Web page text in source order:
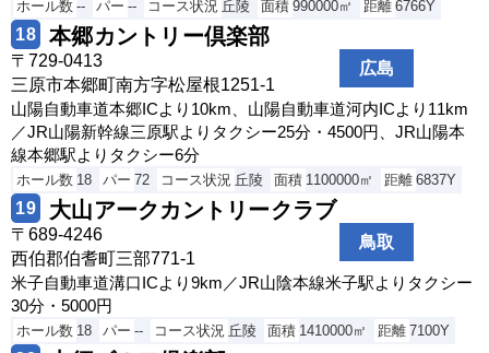
ホール数 -- パー -- コース状況 丘陵 面積 990000㎡ 距離 6766Y
18 本郷カントリー倶楽部
広島
〒729-0413
三原市本郷町南方字松屋根1251-1
山陽自動車道本郷ICより10km、山陽自動車道河内ICより11km
／JR山陽新幹線三原駅よりタクシー25分・4500円、JR山陽本
線本郷駅よりタクシー6分
ホール数 18 パー 72 コース状況 丘陵 面積 1100000㎡ 距離 6837Y
19 大山アークカントリークラブ
鳥取
〒689-4246
西伯郡伯耆町三部771-1
米子自動車道溝口ICより9km／JR山陰本線米子駅よりタクシー
30分・5000円
ホール数 18 パー -- コース状況 丘陵 面積 1410000㎡ 距離 7100Y